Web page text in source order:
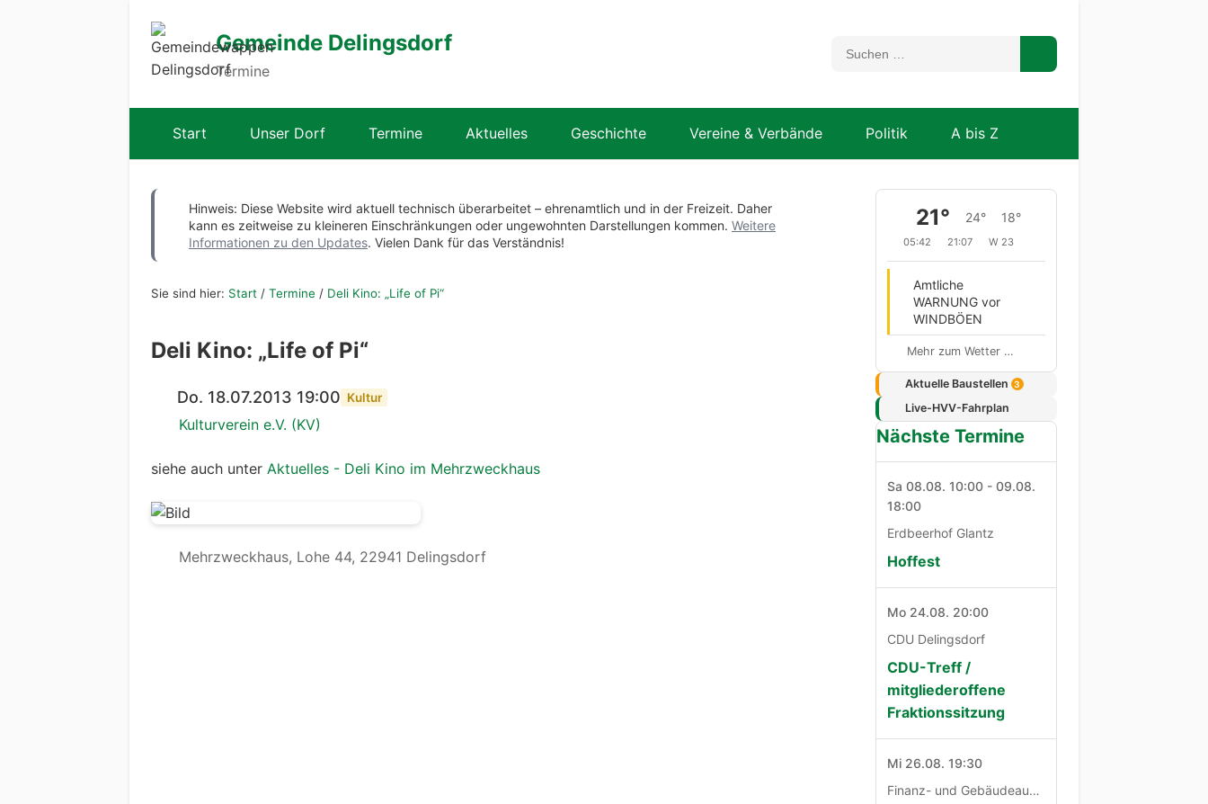
Gemeinde Delingsdorf
Termine
Start Unser Dorf Termine Aktuelles Geschichte Vereine & Verbände Politik A bis Z
Hinweis: Diese Website wird aktuell technisch überarbeitet – ehrenamtlich und in der Freizeit. Daher
kann es zeitweise zu kleineren Einschränkungen oder ungewohnten Darstellungen kommen. Weitere
Informationen zu den Updates. Vielen Dank für das Verständnis!
Sie sind hier: Start / Termine / Deli Kino: „Life of Pi“
Deli Kino: „Life of Pi“
Do. 18.07.2013 19:00 Kultur
Kulturverein e.V. (KV)
siehe auch unter Aktuelles - Deli Kino im Mehrzweckhaus
Mehrzweckhaus, Lohe 44, 22941 Delingsdorf
21° 24° 18°
05:42 21:07 W 23
Amtliche
WARNUNG vor
WINDBÖEN
Mehr zum Wetter …
Aktuelle Baustellen 3
Live-HVV-Fahrplan
Nächste Termine
Sa 08.08. 10:00 - 09.08.
18:00
Erdbeerhof Glantz
Hoffest
Mo 24.08. 20:00
CDU Delingsdorf
CDU-Treff /
mitgliederoffene
Fraktionssitzung
Mi 26.08. 19:30
Finanz- und Gebäudeausschuß